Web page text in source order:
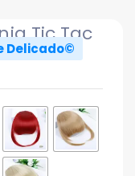
Tic Tac
Delicado©